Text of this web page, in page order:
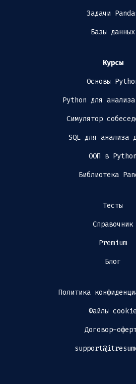
Задачи
Базы данных
Курсы
Основы
Python для
Симулятор
SQL для анализа
ООП в Python
Библиотека
Тесты
Справочник
Premium
Блог
Политика
Файлы cookie
Договор-